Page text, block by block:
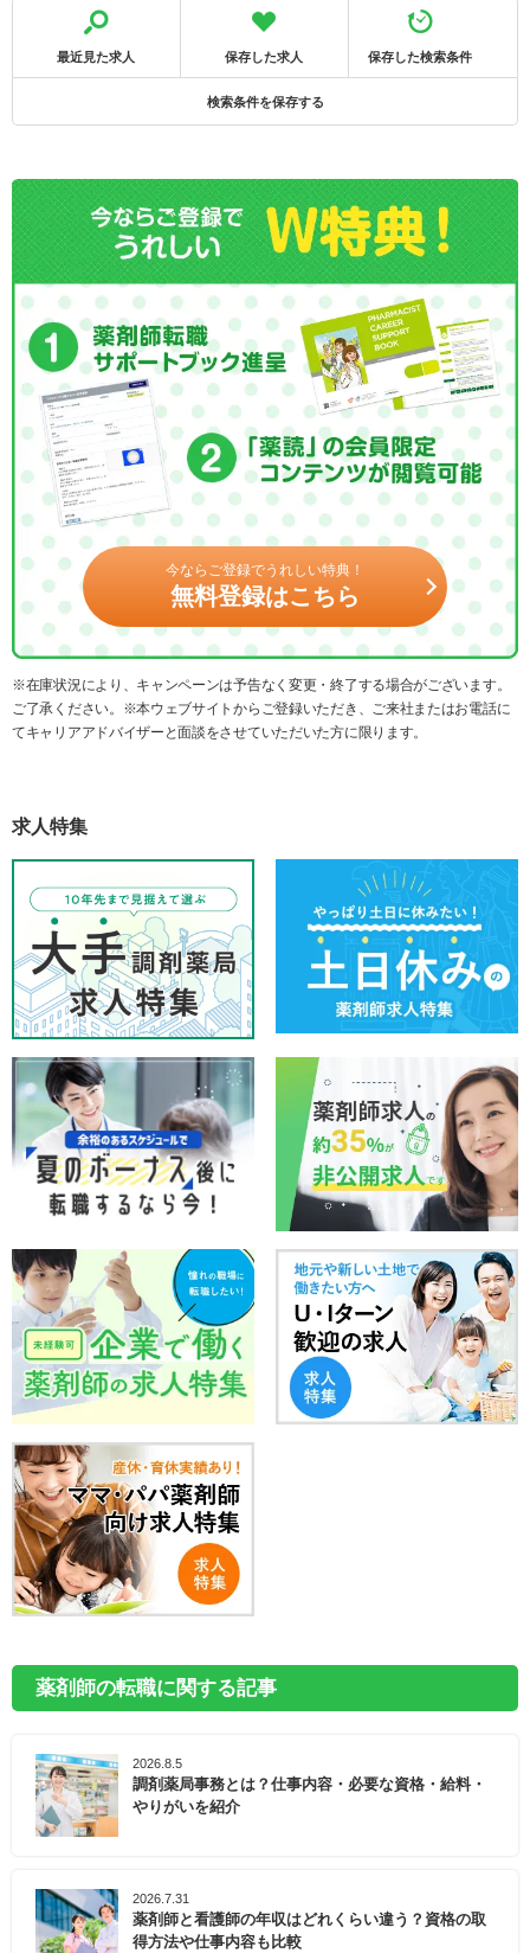
最近見た求人 保存した求人 保存した検索条件
検索条件を保存する
今ならご登録でうれしい特典！
無料登録はこちら
※在庫状況により、キャンペーンは予告なく変更・終了する場合がございます。
ご了承ください。※本ウェブサイトからご登録いただき、ご来社またはお電話に
てキャリアアドバイザーと面談をさせていただいた方に限ります。
求人特集
薬剤師の転職に関する記事
2026.8.5
調剤薬局事務とは？仕事内容・必要な資格・給料・
やりがいを紹介
2026.7.31
薬剤師と看護師の年収はどれくらい違う？資格の取
得方法や仕事内容も比較